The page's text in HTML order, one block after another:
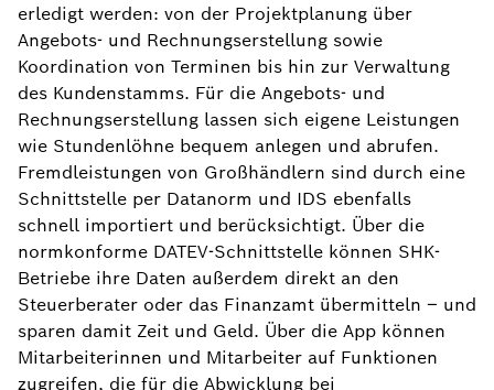
erledigt werden: von der Projektplanung über
Angebots- und Rechnungserstellung sowie
Koordination von Terminen bis hin zur Verwaltung
des Kundenstamms. Für die Angebots- und
Rechnungserstellung lassen sich eigene Leistungen
wie Stundenlöhne bequem anlegen und abrufen.
Fremdleistungen von Großhändlern sind durch eine
Schnittstelle per Datanorm und IDS ebenfalls
schnell importiert und berücksichtigt. Über die
normkonforme DATEV-Schnittstelle können SHK-
Betriebe ihre Daten außerdem direkt an den
Steuerberater oder das Finanzamt übermitteln – und
sparen damit Zeit und Geld. Über die App können
Mitarbeiterinnen und Mitarbeiter auf Funktionen
zugreifen, die für die Abwicklung bei